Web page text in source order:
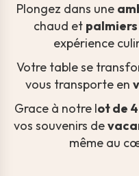
Plongez dans une
chaud et palmiers
expérience
Votre table se
vous transporte en
Grace à notre lot de
vos souvenirs de
même au